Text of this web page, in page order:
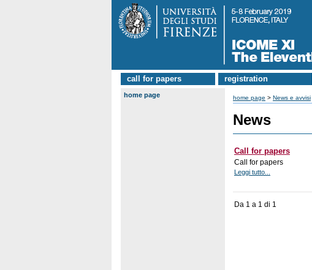
call for papers registration
home page home page > News e avvisi
News
Call for papers
Call for papers
Leggi tutto...
Da 1 a 1 di 1